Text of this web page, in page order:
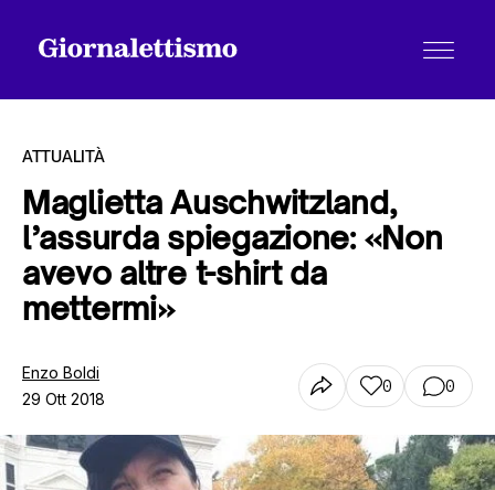
Tutti gli articoli
ATTUALITÀ
Maglietta Auschwitzland,
l’assurda spiegazione: «Non
avevo altre t-shirt da
mettermi»
Enzo Boldi
29 Ott 2018
0 0